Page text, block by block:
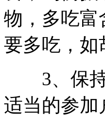
物，多吃富
要多吃，如
3、保持
适当的参加